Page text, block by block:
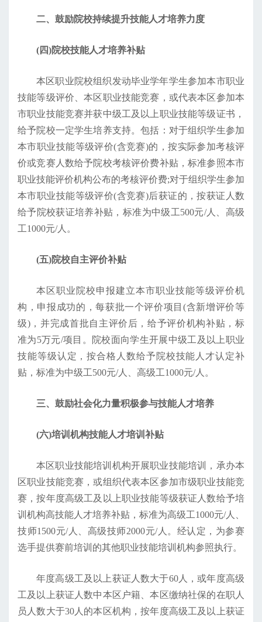
二、鼓励院校持续提升技能人才培养力度
(四)院校技能人才培养补贴
本区职业院校组织发动毕业学年学生参加本市职业
技能等级评价、本区职业技能竞赛，或代表本区参加本
市职业技能竞赛并获中级工及以上职业技能等级证书，
给予院校一定学生培养支持。包括：对于组织学生参加
本市职业技能等级评价(含竞赛)的，按实际参加考核评
价或竞赛人数给予院校考核评价费补贴，标准参照本市
职业技能评价机构公布的考核评价费;对于组织学生参加
本市职业技能等级评价(含竞赛)后获证的，按获证人数
给予院校获证培养补贴，标准为中级工500元/人、高级
工1000元/人。
(五)院校自主评价补贴
本区职业院校申报建立本市职业技能等级评价机
构，申报成功的，每获批一个评价项目(含新增评价等
级)，并完成首批自主评价后，给予评价机构补贴，标
准为5万元/项目。院校面向学生开展中级工及以上职业
技能等级认定，按合格人数给予院校技能人才认定补
贴，标准为中级工500元/人、高级工1000元/人。
三、鼓励社会化力量积极参与技能人才培养
(六)培训机构技能人才培训补贴
本区职业技能培训机构开展职业技能培训，承办本
区职业技能竞赛，或组织代表本区参加市级职业技能竞
赛，按年度高级工及以上职业技能等级获证人数给予培
训机构高技能人才培养补贴，标准为高级工1000元/人、
技师1500元/人、高级技师2000元/人。经认定，为参赛
选手提供赛前培训的其他职业技能培训机构参照执行。
年度高级工及以上获证人数大于60人，或年度高级
工及以上获证人数中本区户籍、本区缴纳社保的在职人
员人数大于30人的本区机构，按年度高级工及以上获证